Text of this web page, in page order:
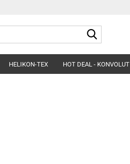
HELIKON-TEX HOT DEAL - KONVOLUT